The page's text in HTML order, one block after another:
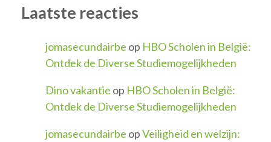
Laatste reacties
jomasecundairbe op HBO Scholen in België:
Ontdek de Diverse Studiemogelijkheden
Dino vakantie op HBO Scholen in België:
Ontdek de Diverse Studiemogelijkheden
jomasecundairbe opVeiligheid en welzijn: